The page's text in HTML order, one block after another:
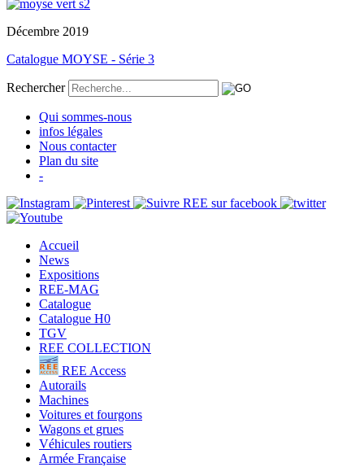
Décembre 2019
Catalogue MOYSE - Série 3
Rechercher
Qui sommes-nous
infos légales
Nous contacter
Plan du site
-
Accueil
News
Expositions
REE-MAG
Catalogue
Catalogue H0
TGV
REE COLLECTION
REE Access
Autorails
Machines
Voitures et fourgons
Wagons et grues
Véhicules routiers
Armée Française